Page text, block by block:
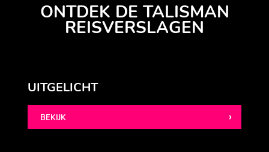
ONTDEK DE TALISMAN
REISVERSLAGEN
UITGELICHT
BEKIJK